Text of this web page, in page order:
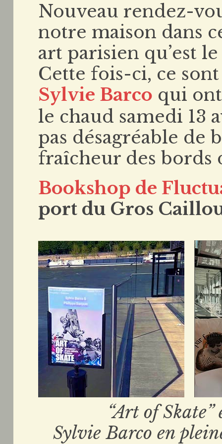
Nouveau rendez-
notre maison dans
art parisien qu’est
Cette fois-ci, ce
Sylvie Barco qui
le chaud samedi 13
pas désagréable de
fraîcheur des bords
Bookshop de
port du Gros
“Art of
Sylvie Barco en